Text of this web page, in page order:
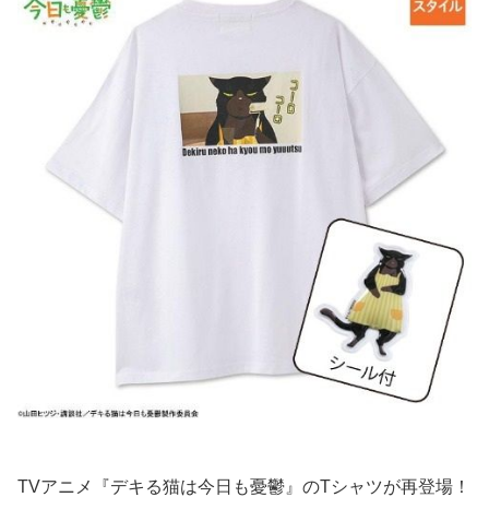
TVアニメ『デキる猫は今日も憂鬱』のTシャツが再登場！